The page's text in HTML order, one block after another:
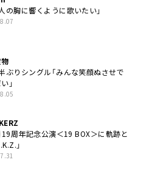
の胸に響くように歌いたい」
ぶりシングル「みんな笑顔ぬさせで
」
19周年記念公演＜19 BOX＞に軌跡と
」